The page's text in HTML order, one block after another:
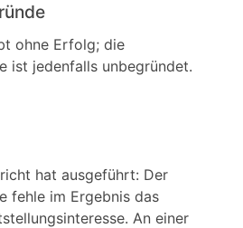
ohne Erfolg; die
ist jedenfalls unbegründet.
hat ausgeführt: Der
fehle im Ergebnis das
An einer